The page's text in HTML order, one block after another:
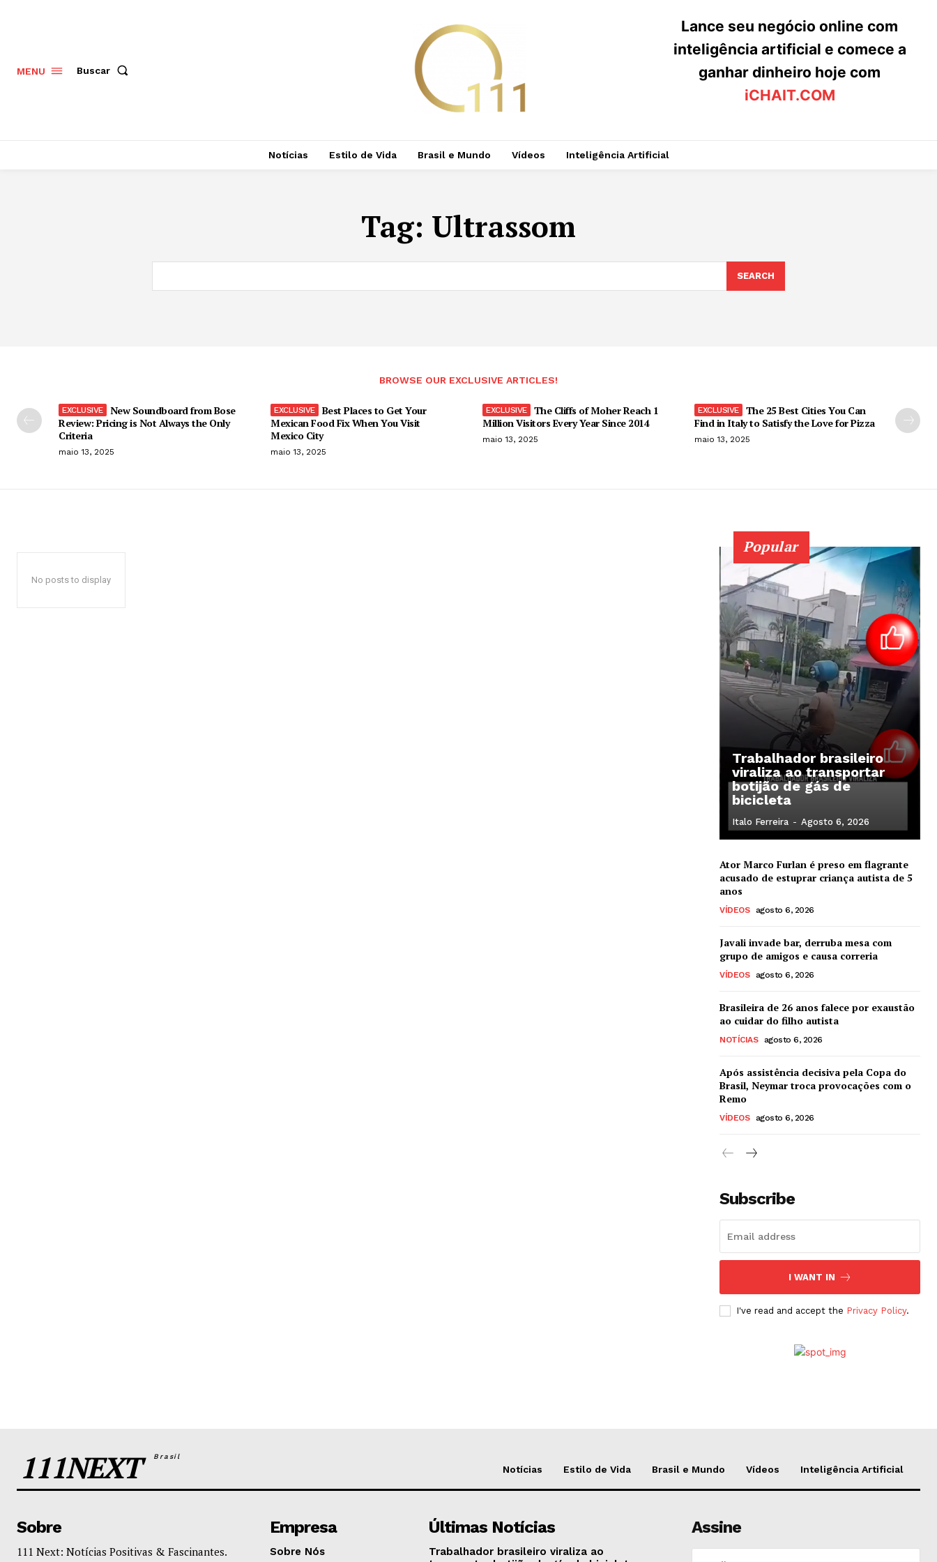
MENU Buscar
Lance seu negócio online com
inteligência artificial e comece a
ganhar dinheiro hoje com
iCHAIT.COM
Notícias Estilo de Vida Brasil e Mundo Vídeos Inteligência Artificial
Tag: Ultrassom
SEARCH
BROWSE OUR EXCLUSIVE ARTICLES!
New Soundboard from Bose
Review: Pricing is Not Always the Only
Criteria
maio 13, 2025
Best Places to Get Your
Mexican Food Fix When You Visit
Mexico City
maio 13, 2025
The Cliffs of Moher Reach 1
Million Visitors Every Year Since 2014
maio 13, 2025
The 25 Best Cities You Can
Find in Italy to Satisfy the Love for Pizza
maio 13, 2025
No posts to display
Popular
Trabalhador brasileiro
viraliza ao transportar
botijão de gás de
bicicleta
Italo Ferreira - Agosto 6, 2026
Ator Marco Furlan é preso em flagrante
acusado de estuprar criança autista de 5
anos
VÍDEOS agosto 6, 2026
Javali invade bar, derruba mesa com
grupo de amigos e causa correria
VÍDEOS agosto 6, 2026
Brasileira de 26 anos falece por exaustão
ao cuidar do filho autista
NOTÍCIAS agosto 6, 2026
Após assistência decisiva pela Copa do
Brasil, Neymar troca provocações com o
Remo
VÍDEOS agosto 6, 2026
Subscribe
I WANT IN
I've read and accept the Privacy Policy.
111NEXTBrasil
Notícias Estilo de Vida Brasil e Mundo Vídeos Inteligência Artificial
Sobre
111 Next: Notícias Positivas & Fascinantes.
Empresa
Sobre Nós
Últimas Notícias
Trabalhador brasileiro viraliza ao
Assine